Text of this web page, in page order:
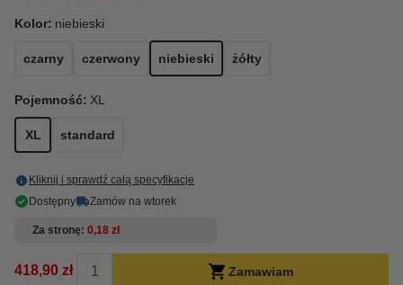
Kolor: niebieski
czarny czerwony niebieski żółty
Pojemność: XL
XL standard
Kliknij i sprawdź całą specyfikacje
Dostępny
Zamów na wtorek
Za stronę 0,18 zł
418,90 zł Zamawiam